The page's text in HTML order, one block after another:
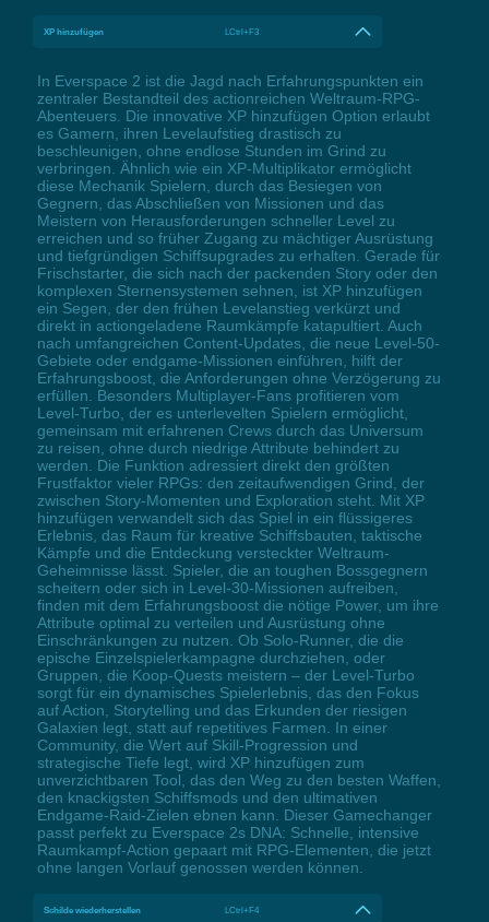
XP hinzufügen LCtrl+F3
In Everspace 2 ist die Jagd nach Erfahrungspunkten ein
zentraler Bestandteil des actionreichen Weltraum-RPG-
Abenteuers. Die innovative XP hinzufügen Option erlaubt
es Gamern, ihren Levelaufstieg drastisch zu
beschleunigen, ohne endlose Stunden im Grind zu
verbringen. Ähnlich wie ein XP-Multiplikator ermöglicht
diese Mechanik Spielern, durch das Besiegen von
Gegnern, das Abschließen von Missionen und das
Meistern von Herausforderungen schneller Level zu
erreichen und so früher Zugang zu mächtiger Ausrüstung
und tiefgründigen Schiffsupgrades zu erhalten. Gerade für
Frischstarter, die sich nach der packenden Story oder den
komplexen Sternensystemen sehnen, ist XP hinzufügen
ein Segen, der den frühen Levelanstieg verkürzt und
direkt in actiongeladene Raumkämpfe katapultiert. Auch
nach umfangreichen Content-Updates, die neue Level-50-
Gebiete oder endgame-Missionen einführen, hilft der
Erfahrungsboost, die Anforderungen ohne Verzögerung zu
erfüllen. Besonders Multiplayer-Fans profitieren vom
Level-Turbo, der es unterlevelten Spielern ermöglicht,
gemeinsam mit erfahrenen Crews durch das Universum
zu reisen, ohne durch niedrige Attribute behindert zu
werden. Die Funktion adressiert direkt den größten
Frustfaktor vieler RPGs: den zeitaufwendigen Grind, der
zwischen Story-Momenten und Exploration steht. Mit XP
hinzufügen verwandelt sich das Spiel in ein flüssigeres
Erlebnis, das Raum für kreative Schiffsbauten, taktische
Kämpfe und die Entdeckung versteckter Weltraum-
Geheimnisse lässt. Spieler, die an toughen Bossgegnern
scheitern oder sich in Level-30-Missionen aufreiben,
finden mit dem Erfahrungsboost die nötige Power, um ihre
Attribute optimal zu verteilen und Ausrüstung ohne
Einschränkungen zu nutzen. Ob Solo-Runner, die die
epische Einzelspielerkampagne durchziehen, oder
Gruppen, die Koop-Quests meistern – der Level-Turbo
sorgt für ein dynamisches Spielerlebnis, das den Fokus
auf Action, Storytelling und das Erkunden der riesigen
Galaxien legt, statt auf repetitives Farmen. In einer
Community, die Wert auf Skill-Progression und
strategische Tiefe legt, wird XP hinzufügen zum
unverzichtbaren Tool, das den Weg zu den besten Waffen,
den knackigsten Schiffsmods und den ultimativen
Endgame-Raid-Zielen ebnen kann. Dieser Gamechanger
passt perfekt zu Everspace 2s DNA: Schnelle, intensive
Raumkampf-Action gepaart mit RPG-Elementen, die jetzt
ohne langen Vorlauf genossen werden können.
Schilde wiederherstellen LCtrl+F4